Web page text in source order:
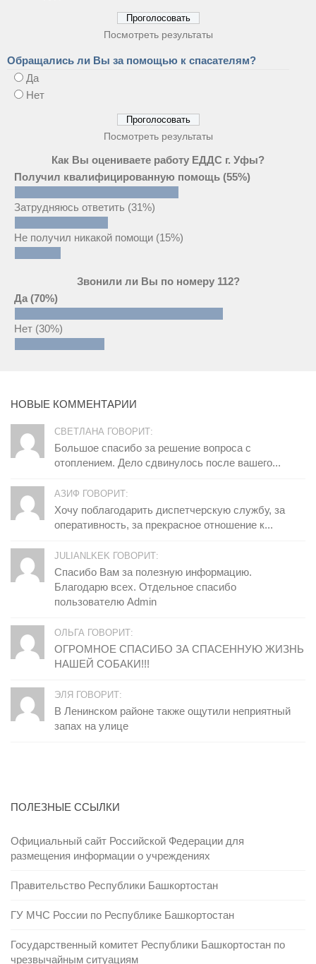
Посмотреть результаты
Обращались ли Вы за помощью к спасателям?
Да
Нет
Посмотреть результаты
Как Вы оцениваете работу ЕДДС г. Уфы?
Получил квалифицированную помощь (55%)
Затрудняюсь ответить (31%)
Не получил никакой помощи (15%)
Звонили ли Вы по номеру 112?
Да (70%)
Нет (30%)
НОВЫЕ КОММЕНТАРИИ
СВЕТЛАНА ГОВОРИТ:
Большое спасибо за решение вопроса с
отоплением. Дело сдвинулось после вашего...
АЗИФ ГОВОРИТ:
Хочу поблагодарить диспетчерскую службу, за
оперативность, за прекрасное отношение к...
JULIANLKEK ГОВОРИТ:
Спасибо Вам за полезную информацию.
Благодарю всех. Отдельное спасибо
пользователю Admin
ОЛЬГА ГОВОРИТ:
ОГРОМНОЕ СПАСИБО ЗА СПАСЕННУЮ ЖИЗНЬ
НАШЕЙ СОБАКИ!!!
ЭЛЯ ГОВОРИТ:
В Ленинском районе также ощутили неприятный
запах на улице
ПОЛЕЗНЫЕ ССЫЛКИ
Официальный сайт Российской Федерации для
размещения информации о учреждениях
Правительство Республики Башкортостан
ГУ МЧС России по Республике Башкортостан
Государственный комитет Республики Башкортостан по
чрезвычайным ситуациям